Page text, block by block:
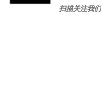
扫描关注我们